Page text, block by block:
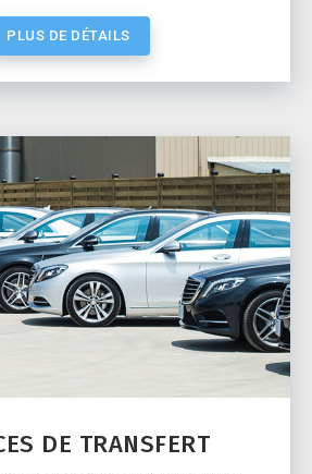
PLUS DE DÉTAILS
DE TRANSFERT